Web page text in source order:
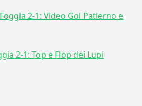
2-1: Video Gol Patierno e
2-1: Top e Flop dei Lupi